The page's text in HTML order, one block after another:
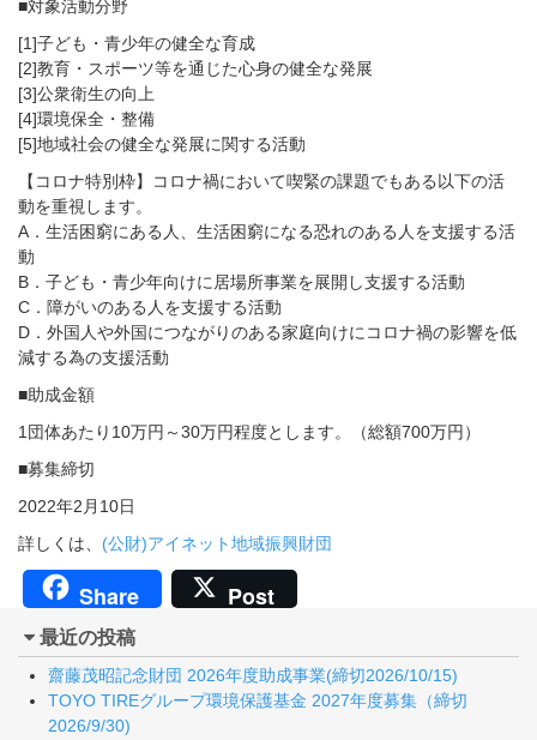
■対象活動分野
[1]子ども・青少年の健全な育成
[2]教育・スポーツ等を通じた心身の健全な発展
[3]公衆衛生の向上
[4]環境保全・整備
[5]地域社会の健全な発展に関する活動
【コロナ特別枠】コロナ禍において喫緊の課題でもある以下の活
動を重視します。
A．生活困窮にある人、生活困窮になる恐れのある人を支援する活
動
B．子ども・青少年向けに居場所事業を展開し支援する活動
C．障がいのある人を支援する活動
D．外国人や外国につながりのある家庭向けにコロナ禍の影響を低
減する為の支援活動
■助成金額
1団体あたり10万円～30万円程度とします。（総額700万円）
■募集締切
2022年2月10日
詳しくは、 (公財)アイネット地域振興財団
Share Post
最近の投稿
齋藤茂昭記念財団 2026年度助成事業(締切2026/10/15)
TOYO TIREグループ環境保護基金 2027年度募集（締切
2026/9/30)